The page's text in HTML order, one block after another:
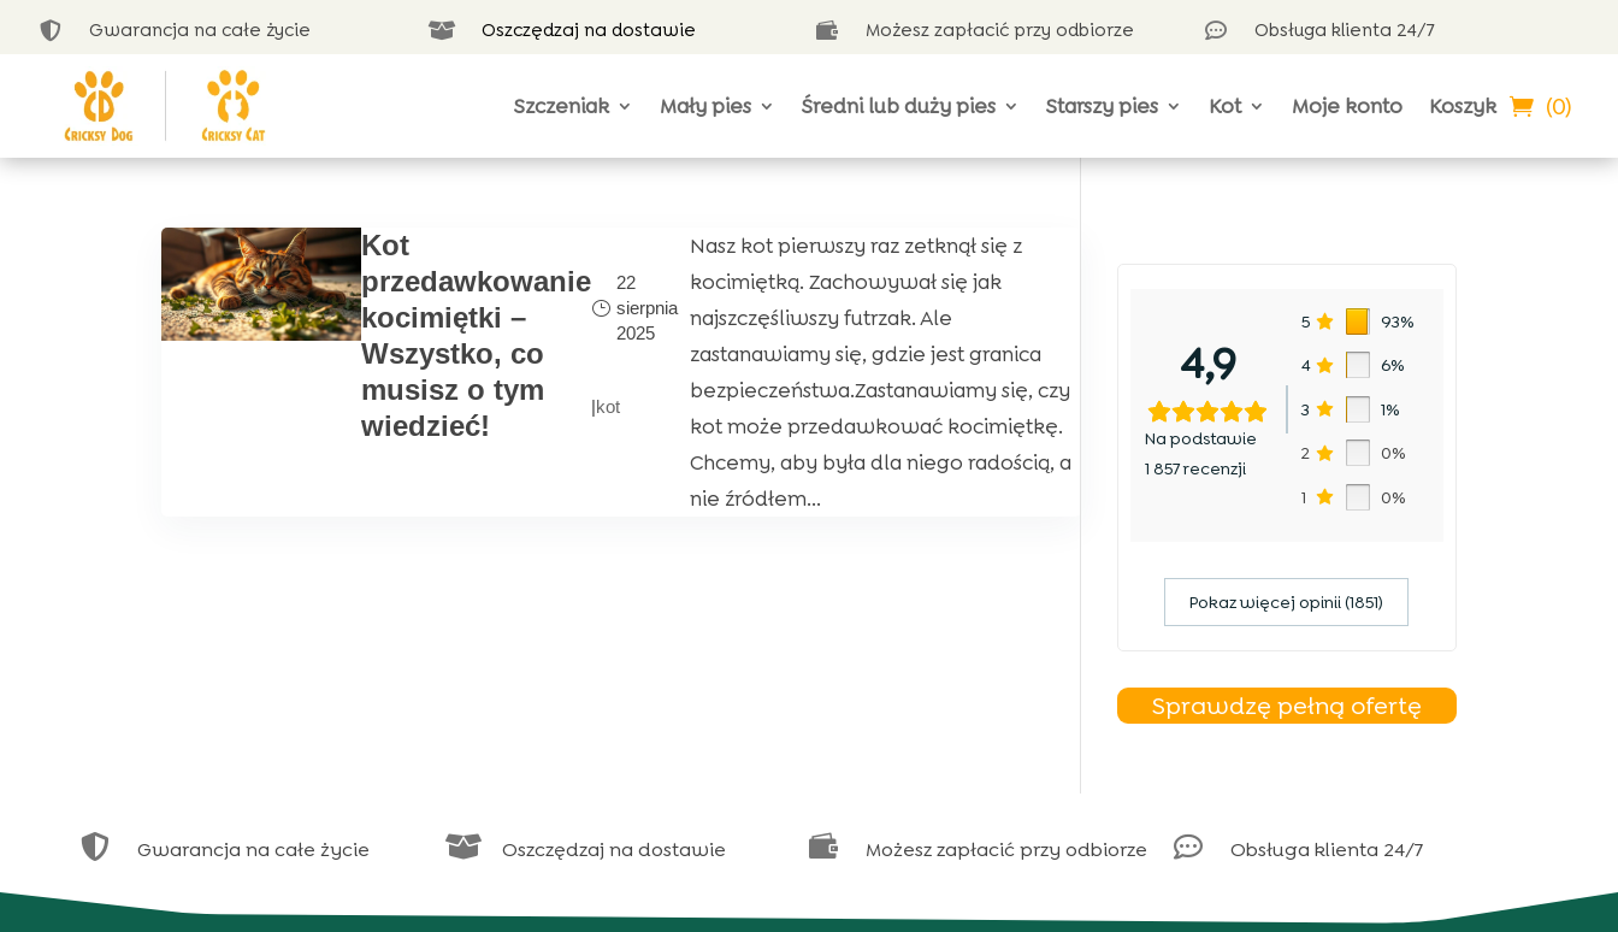
 Gwarancja na całe życie  Oszczędzaj na dostawie  Możesz zapłacić przy odbiorze  Obsługa klienta 24/7
Szczeniak Mały pies Średni lub duży pies Starszy pies Kot Moje konto Koszyk (0)
Kot
przedawkowanie
kocimiętki –
Wszystko, co
musisz o tym
wiedzieć!
22
sierpnia
2025
|kot
Nasz kot pierwszy raz zetknął się z
kocimiętką. Zachowywał się jak
najszczęśliwszy futrzak. Ale
zastanawiamy się, gdzie jest granica
bezpieczeństwa.Zastanawiamy się, czy
kot może przedawkować kocimiętkę.
Chcemy, aby była dla niego radością, a
nie źródłem...
4,9
Na podstawie
1 857 recenzji
5 93%
4 6%
3 1%
2 0%
1 0%
Pokaz więcej opinii (1851)
Sprawdzę pełną ofertę
 Gwarancja na całe życie  Oszczędzaj na dostawie  Możesz zapłacić przy odbiorze  Obsługa klienta 24/7